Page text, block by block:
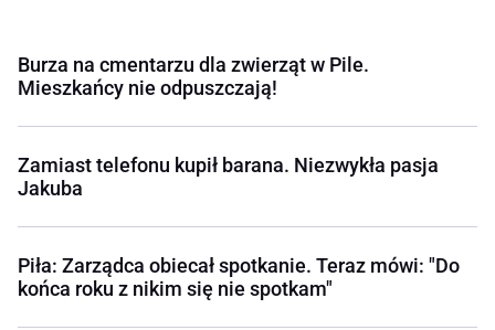
Burza na cmentarzu dla zwierząt w Pile.
Mieszkańcy nie odpuszczają!
Zamiast telefonu kupił barana. Niezwykła pasja
Jakuba
Piła: Zarządca obiecał spotkanie. Teraz mówi: "Do
końca roku z nikim się nie spotkam"